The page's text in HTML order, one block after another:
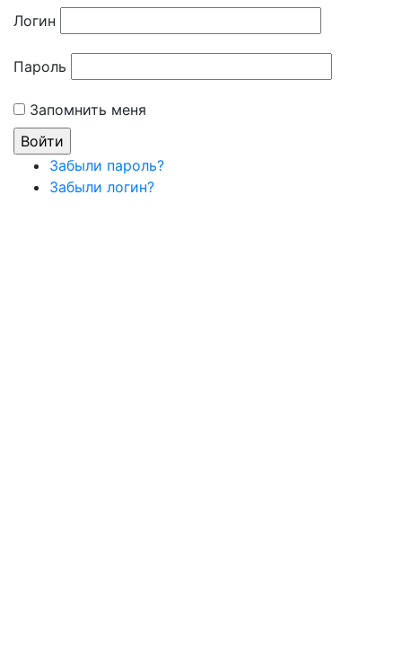
Логин
Пароль
Запомнить меня
Забыли пароль?
Забыли логин?